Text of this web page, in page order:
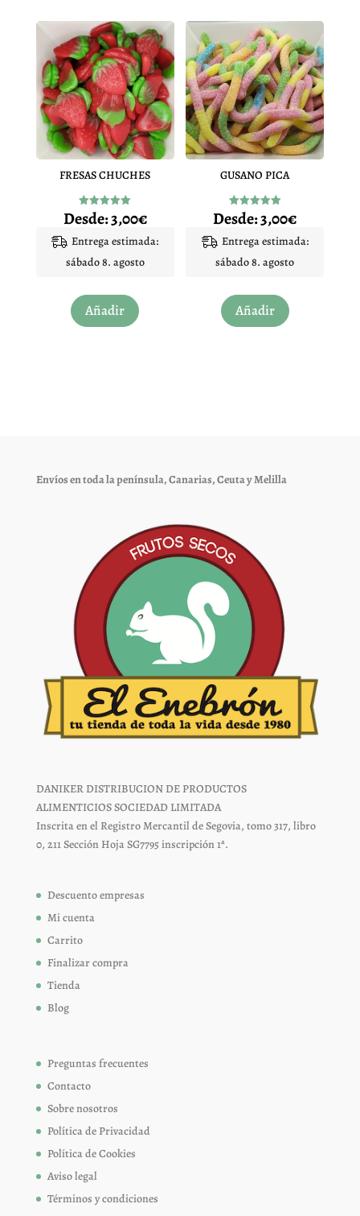
variantes.
Las
opciones
se
pueden
elegir
en
la
de
producto
variantes.
Las
opciones
se
pueden
elegir
en
la
de
producto
FRESAS CHUCHES
Valorado
con
de 5
Desde:3,00€
Entrega estimada:
sábado 8. agosto
Añadir
producto
elegir
página
de
GUSANO PICA
Valorado
con
de 5
Desde:3,00€
Entrega estimada:
sábado 8. agosto
Añadir
producto
Envíos en toda la península, Canarias, Ceuta y Melilla
DANIKER DISTRIBUCION DE PRODUCTOS
ALIMENTICIOS SOCIEDAD LIMITADA
Inscrita en el Registro Mercantil de Segovia, tomo 317, libro
0, 211 Sección Hoja SG7795 inscripción 1ª.
Descuento empresas
Mi cuenta
Carrito
Finalizar compra
Tienda
Blog
Preguntas frecuentes
Contacto
Sobre nosotros
Política de Privacidad
Política de Cookies
Aviso legal
Términos y condiciones